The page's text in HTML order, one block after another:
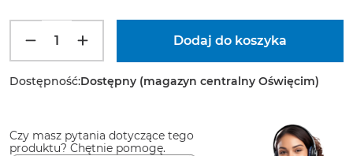
Dostępność:Dostępny (magazyn centralny Oświęcim)
Czy masz pytania dotyczące tego
produktu? Chętnie pomogę.